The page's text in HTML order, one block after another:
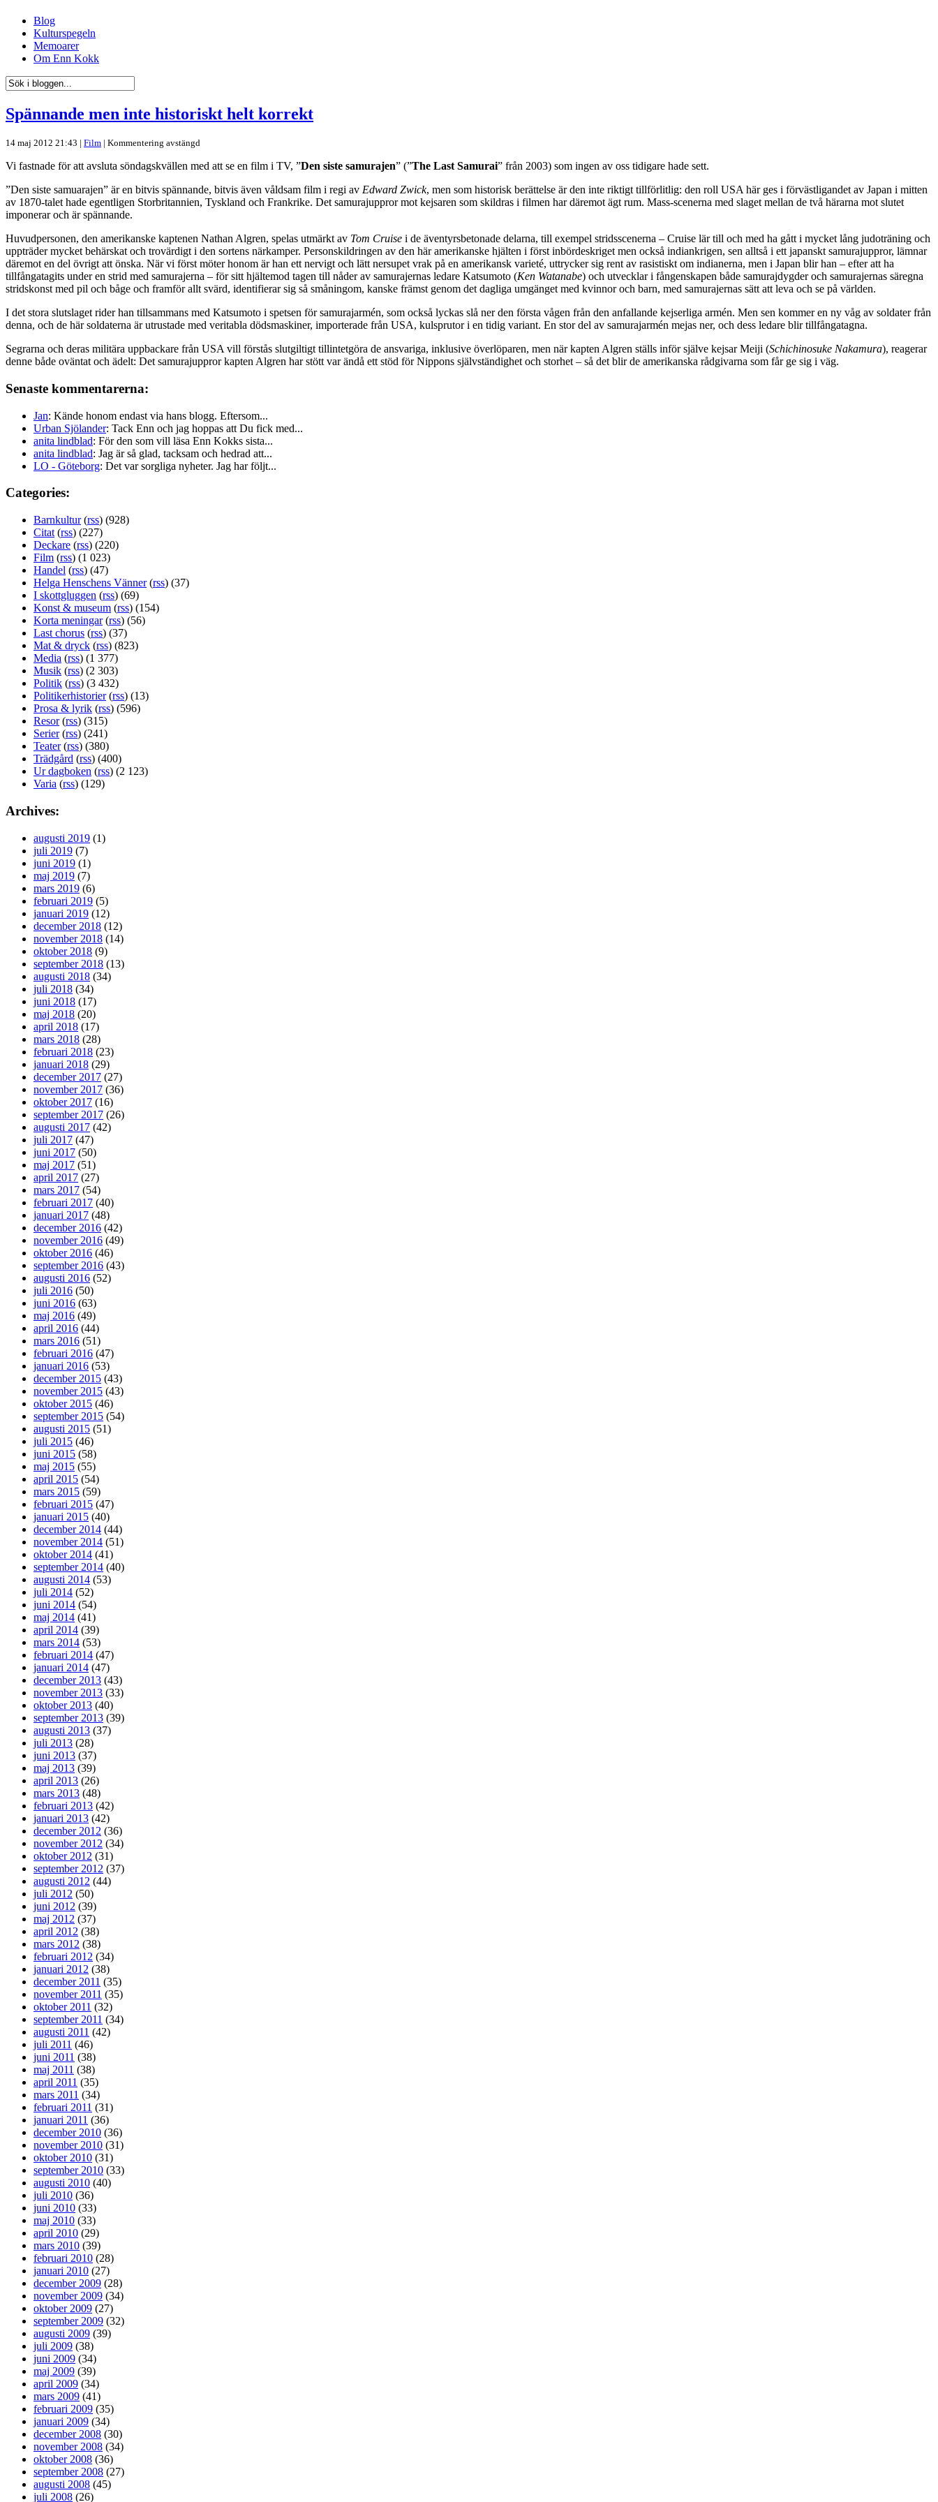
Blog
Kulturspegeln
Memoarer
Om Enn Kokk
Spännande men inte historiskt helt korrekt
14 maj 2012 21:43 | Film | Kommentering avstängd
Vi fastnade för att avsluta söndagskvällen med att se en film i TV, ”Den siste samurajen” (”The Last Samurai” från 2003) som ingen av oss tidigare hade sett.
”Den siste samuarajen” är en bitvis spännande, bitvis även våldsam film i regi av Edward Zwick, men som historisk berättelse är den inte riktigt tillförlitlig: den roll USA här ges i förvästligandet av Japan i mitten
av 1870-talet hade egentligen Storbritannien, Tyskland och Frankrike. Det samurajuppror mot kejsaren som skildras i filmen har däremot ägt rum. Mass-scenerna med slaget mellan de två härarna mot slutet
imponerar och är spännande.
Huvudpersonen, den amerikanske kaptenen Nathan Algren, spelas utmärkt av Tom Cruise i de äventyrsbetonade delarna, till exempel stridsscenerna – Cruise lär till och med ha gått i mycket lång judoträning och
uppträder mycket behärskat och trovärdigt i den sortens närkamper. Personskildringen av den här amerikanske hjälten i först inbördeskriget men också indiankrigen, sen alltså i ett japanskt samurajuppror, lämnar
däremot en del övrigt att önska. När vi först möter honom är han ett nervigt och lätt nersupet vrak på en amerikansk varieté, uttrycker sig rent av rasistiskt om indianerna, men i Japan blir han – efter att ha
tillfångatagits under en strid med samurajerna – för sitt hjältemod tagen till nåder av samurajernas ledare Katsumoto (Ken Watanabe) och utvecklar i fångenskapen både samurajdygder och samurajernas säregna
stridskonst med pil och båge och framför allt svärd, identifierar sig så småningom, kanske främst genom det dagliga umgänget med kvinnor och barn, med samurajernas sätt att leva och se på världen.
I det stora slutslaget rider han tillsammans med Katsumoto i spetsen för samurajarmén, som också lyckas slå ner den första vågen från den anfallande kejserliga armén. Men sen kommer en ny våg av soldater från
denna, och de här soldaterna är utrustade med veritabla dödsmaskiner, importerade från USA, kulsprutor i en tidig variant. En stor del av samurajarmén mejas ner, och dess ledare blir tillfångatagna.
Segrarna och deras militära uppbackare från USA vill förstås slutgiltigt tillintetgöra de ansvariga, inklusive överlöparen, men när kapten Algren ställs inför själve kejsar Meiji (Schichinosuke Nakamura), reagerar
denne både oväntat och ädelt: Det samurajuppror kapten Algren har stött var ändå ett stöd för Nippons självständighet och storhet – så det blir de amerikanska rådgivarna som får ge sig i väg.
Senaste kommentarerna:
Jan: Kände honom endast via hans blogg. Eftersom...
Urban Sjölander: Tack Enn och jag hoppas att Du fick med...
anita lindblad: För den som vill läsa Enn Kokks sista...
anita lindblad: Jag är så glad, tacksam och hedrad att...
LO - Göteborg: Det var sorgliga nyheter. Jag har följt...
Categories:
Barnkultur(rss) (928)
Citat (rss) (227)
Deckare (rss) (220)
Film (rss) (1 023)
Handel (rss) (47)
Helga Henschens Vänner(rss) (37)
I skottgluggen (rss) (69)
Konst & museum (rss) (154)
Korta meningar(rss) (56)
Last chorus (rss) (37)
Mat & dryck (rss) (823)
Media (rss) (1 377)
Musik (rss) (2 303)
Politik (rss) (3 432)
Politikerhistorier(rss) (13)
Prosa & lyrik (rss) (596)
Resor(rss) (315)
Serier(rss) (241)
Teater(rss) (380)
Trädgård (rss) (400)
Ur dagboken (rss) (2 123)
Varia (rss) (129)
Archives:
augusti 2019 (1)
juli 2019 (7)
juni 2019 (1)
maj 2019 (7)
mars 2019 (6)
februari 2019 (5)
januari 2019 (12)
december 2018 (12)
november 2018 (14)
oktober 2018 (9)
september 2018 (13)
augusti 2018 (34)
juli 2018 (34)
juni 2018 (17)
maj 2018 (20)
april 2018 (17)
mars 2018 (28)
februari 2018 (23)
januari 2018 (29)
december 2017 (27)
november 2017 (36)
oktober 2017 (16)
september 2017 (26)
augusti 2017 (42)
juli 2017 (47)
juni 2017 (50)
maj 2017 (51)
april 2017 (27)
mars 2017 (54)
februari 2017 (40)
januari 2017 (48)
december 2016 (42)
november 2016 (49)
oktober 2016 (46)
september 2016 (43)
augusti 2016 (52)
juli 2016 (50)
juni 2016 (63)
maj 2016 (49)
april 2016 (44)
mars 2016 (51)
februari 2016 (47)
januari 2016 (53)
december 2015 (43)
november 2015 (43)
oktober 2015 (46)
september 2015 (54)
augusti 2015 (51)
juli 2015 (46)
juni 2015 (58)
maj 2015 (55)
april 2015 (54)
mars 2015 (59)
februari 2015 (47)
januari 2015 (40)
december 2014 (44)
november 2014 (51)
oktober 2014 (41)
september 2014 (40)
augusti 2014 (53)
juli 2014 (52)
juni 2014 (54)
maj 2014 (41)
april 2014 (39)
mars 2014 (53)
februari 2014 (47)
januari 2014 (47)
december 2013 (43)
november 2013 (33)
oktober 2013 (40)
september 2013 (39)
augusti 2013 (37)
juli 2013 (28)
juni 2013 (37)
maj 2013 (39)
april 2013 (26)
mars 2013 (48)
februari 2013 (42)
januari 2013 (42)
december 2012 (36)
november 2012 (34)
oktober 2012 (31)
september 2012 (37)
augusti 2012 (44)
juli 2012 (50)
juni 2012 (39)
maj 2012 (37)
april 2012 (38)
mars 2012 (38)
februari 2012 (34)
januari 2012 (38)
december 2011 (35)
november 2011 (35)
oktober 2011 (32)
september 2011 (34)
augusti 2011 (42)
juli 2011 (46)
juni 2011 (38)
maj 2011 (38)
april 2011 (35)
mars 2011 (34)
februari 2011 (31)
januari 2011 (36)
december 2010 (36)
november 2010 (31)
oktober 2010 (31)
september 2010 (33)
augusti 2010 (40)
juli 2010 (36)
juni 2010 (33)
maj 2010 (33)
april 2010 (29)
mars 2010 (39)
februari 2010 (28)
januari 2010 (27)
december 2009 (28)
november 2009 (34)
oktober 2009 (27)
september 2009 (32)
augusti 2009 (39)
juli 2009 (38)
juni 2009 (34)
maj 2009 (39)
april 2009 (34)
mars 2009 (41)
februari 2009 (35)
januari 2009 (34)
december 2008 (30)
november 2008 (34)
oktober 2008 (36)
september 2008 (27)
augusti 2008 (45)
juli 2008 (26)